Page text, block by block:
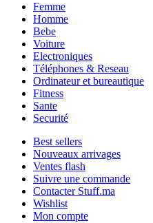
Femme
Homme
Bebe
Voiture
Electroniques
Téléphones & Reseau
Ordinateur et bureautique
Fitness
Sante
Securité
Best sellers
Nouveaux arrivages
Ventes flash
Suivre une commande
Contacter Stuff.ma
Wishlist
Mon compte